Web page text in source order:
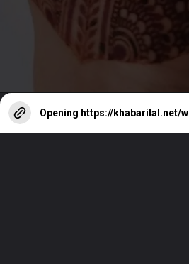
Opening